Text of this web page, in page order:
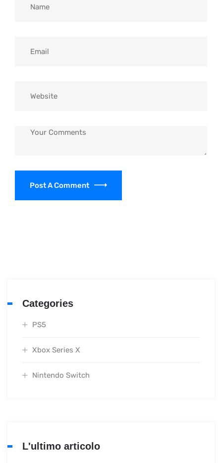
Post A Comment
Categories
PS5
Xbox Series X
Nintendo Switch
L'ultimo articolo